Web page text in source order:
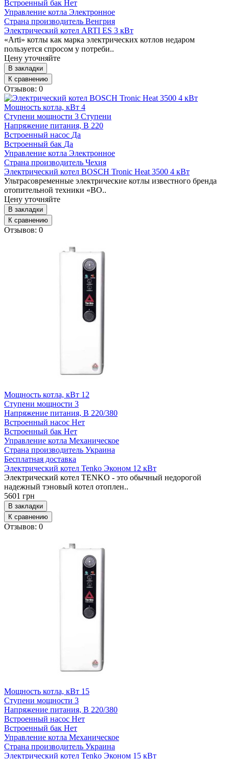
Встроенный бак Нет
Управление котла Электронное
Страна производитель Венгрия
Электрический котел ARTI ES 3 кВт
«Arti» котлы как марка электрических котлов недаром
пользуется спросом у потреби..
Цену уточняйте
В закладки
К сравнению
Отзывов: 0
Мощность котла, кВт 4
Ступени мощности 3 Ступени
Напряжение питания, В 220
Встроенный насос Да
Встроенный бак Да
Управление котла Электронное
Страна производитель Чехия
Электрический котел BOSCH Tronic Heat 3500 4 кВт
Ультрасовременные электрические котлы известного бренда
отопительной техники «BO..
Цену уточняйте
В закладки
К сравнению
Отзывов: 0
Мощность котла, кВт 12
Ступени мощности 3
Напряжение питания, В 220/380
Встроенный насос Нет
Встроенный бак Нет
Управление котла Механическое
Страна производитель Украина
Бесплатная доставка
Электрический котел Tenko Эконом 12 кВт
Электрический котел TENKO - это обычный недорогой
надежный тэновый котел отоплен..
5601 грн
В закладки
К сравнению
Отзывов: 0
Мощность котла, кВт 15
Ступени мощности 3
Напряжение питания, В 220/380
Встроенный насос Нет
Встроенный бак Нет
Управление котла Механическое
Страна производитель Украина
Электрический котел Tenko Эконом 15 кВт